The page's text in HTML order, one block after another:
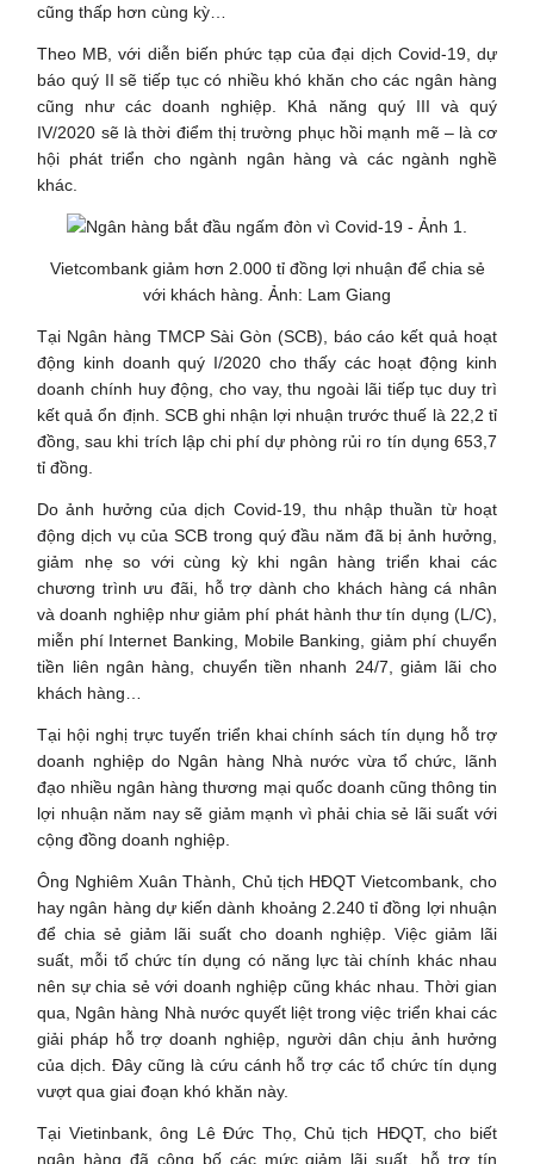
cũng thấp hơn cùng kỳ…
Theo MB, với diễn biến phức tạp của đại dịch Covid-19, dự
báo quý II sẽ tiếp tục có nhiều khó khăn cho các ngân hàng
cũng như các doanh nghiệp. Khả năng quý III và quý
IV/2020 sẽ là thời điểm thị trường phục hồi mạnh mẽ – là cơ
hội phát triển cho ngành ngân hàng và các ngành nghề
khác.
Vietcombank giảm hơn 2.000 tỉ đồng lợi nhuận để chia sẻ
với khách hàng. Ảnh: Lam Giang
Tại Ngân hàng TMCP Sài Gòn (SCB), báo cáo kết quả hoạt
động kinh doanh quý I/2020 cho thấy các hoạt động kinh
doanh chính huy động, cho vay, thu ngoài lãi tiếp tục duy trì
kết quả ổn định. SCB ghi nhận lợi nhuận trước thuế là 22,2 tỉ
đồng, sau khi trích lập chi phí dự phòng rủi ro tín dụng 653,7
tỉ đồng.
Do ảnh hưởng của dịch Covid-19, thu nhập thuần từ hoạt
động dịch vụ của SCB trong quý đầu năm đã bị ảnh hưởng,
giảm nhẹ so với cùng kỳ khi ngân hàng triển khai các
chương trình ưu đãi, hỗ trợ dành cho khách hàng cá nhân
và doanh nghiệp như giảm phí phát hành thư tín dụng (L/C),
miễn phí Internet Banking, Mobile Banking, giảm phí chuyển
tiền liên ngân hàng, chuyển tiền nhanh 24/7, giảm lãi cho
khách hàng…
Tại hội nghị trực tuyến triển khai chính sách tín dụng hỗ trợ
doanh nghiệp do Ngân hàng Nhà nước vừa tổ chức, lãnh
đạo nhiều ngân hàng thương mại quốc doanh cũng thông tin
lợi nhuận năm nay sẽ giảm mạnh vì phải chia sẻ lãi suất với
cộng đồng doanh nghiệp.
Ông Nghiêm Xuân Thành, Chủ tịch HĐQT Vietcombank, cho
hay ngân hàng dự kiến dành khoảng 2.240 tỉ đồng lợi nhuận
để chia sẻ giảm lãi suất cho doanh nghiệp. Việc giảm lãi
suất, mỗi tổ chức tín dụng có năng lực tài chính khác nhau
nên sự chia sẻ với doanh nghiệp cũng khác nhau. Thời gian
qua, Ngân hàng Nhà nước quyết liệt trong việc triển khai các
giải pháp hỗ trợ doanh nghiệp, người dân chịu ảnh hưởng
của dịch. Đây cũng là cứu cánh hỗ trợ các tổ chức tín dụng
vượt qua giai đoạn khó khăn này.
Tại Vietinbank, ông Lê Đức Thọ, Chủ tịch HĐQT, cho biết
ngân hàng đã công bố các mức giảm lãi suất, hỗ trợ tín